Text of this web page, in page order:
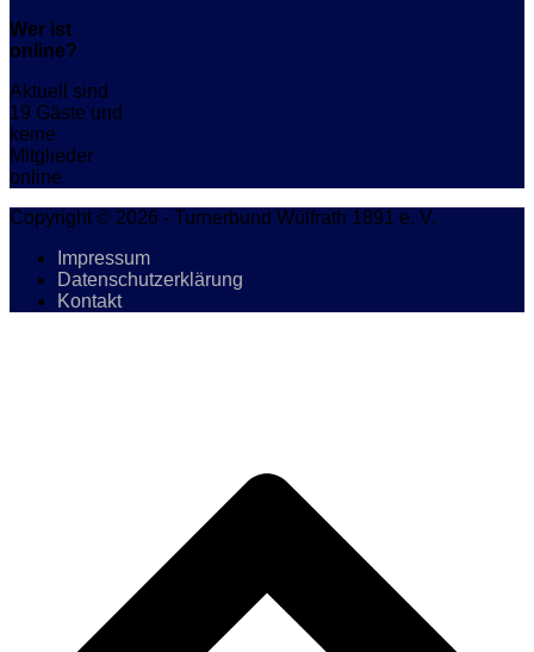
Wer ist
online?
Aktuell sind
19 Gäste und
keine
Mitglieder
online
Copyright © 2026 - Turnerbund Wülfrath 1891 e. V.
Impressum
Datenschutzerklärung
Kontakt